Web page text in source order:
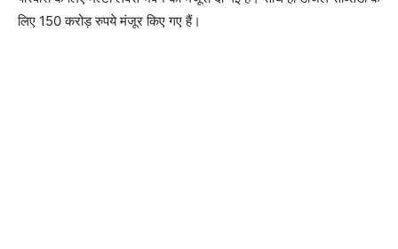
लिए 150 करोड़ रुपये मंजूर किए गए हैं।